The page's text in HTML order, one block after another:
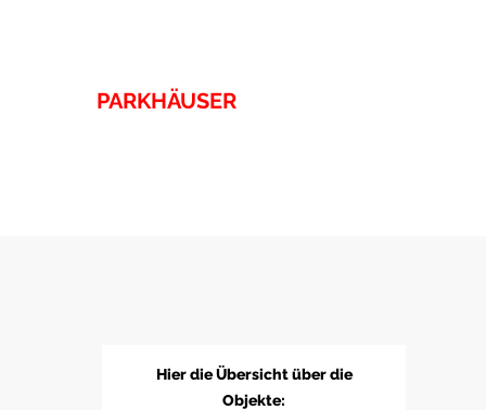
PARKHÄUSER
Hier die Übersicht über die
Objekte: